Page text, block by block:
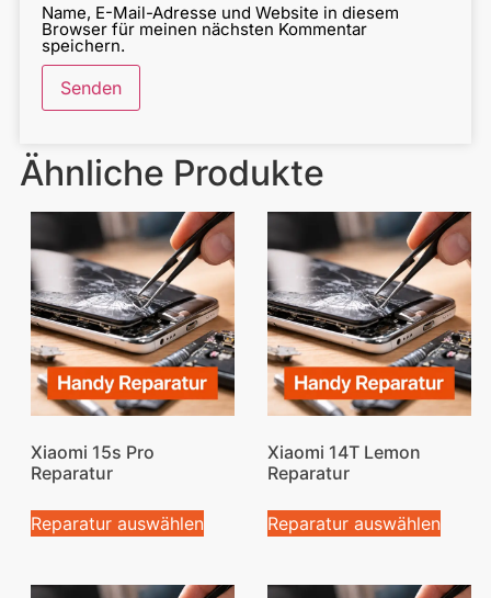
Name, E-Mail-Adresse und Website in diesem
Browser für meinen nächsten Kommentar
speichern.
Ähnliche Produkte
Xiaomi 15s Pro
Reparatur
Reparatur auswählen
Xiaomi 14T Lemon
Reparatur
Reparatur auswählen